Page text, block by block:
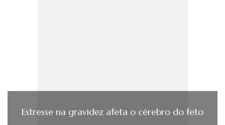
Estresse na gravidez afeta o cérebro do feto